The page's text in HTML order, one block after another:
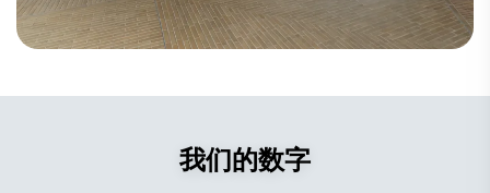
我们的数字